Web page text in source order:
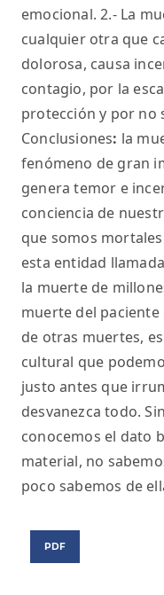
emocional. 2.- La
cualquier otra que
dolorosa, causa
contagio, por la
protección y por no
Conclusiones: la
fenómeno de gran
genera temor e
conciencia de
que somos
esta entidad
la muerte de
muerte del paciente
de otras muertes,
cultural que
justo antes que
desvanezca todo.
conocemos el dato
material, no
poco sabemos de
PDF